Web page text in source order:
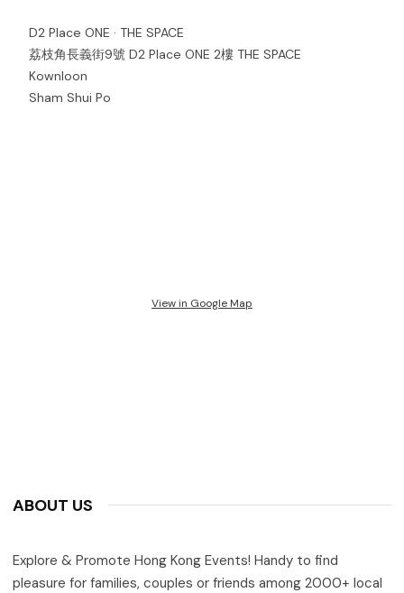
D2 Place ONE · THE SPACE
荔枝角長義街9號 D2 Place ONE 2樓 THE SPACE
Kownloon
Sham Shui Po
View in Google Map
ABOUT US
Explore & Promote Hong Kong Events! Handy to find
pleasure for families, couples or friends among 2000+ local